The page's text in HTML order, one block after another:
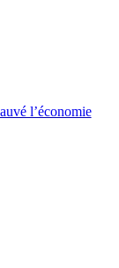
l’économie